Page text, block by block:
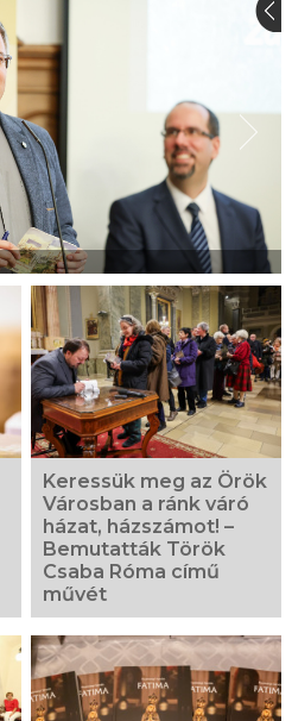
Keressük meg az Örök
Városban a ránk váró
házat, házszámot! –
Bemutatták Török
Csaba Róma című
művét